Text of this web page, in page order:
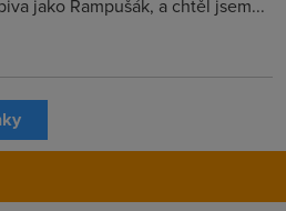
jako Rampušák, a chtěl jsem...